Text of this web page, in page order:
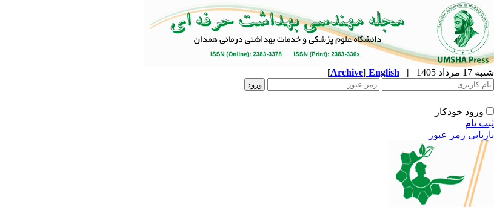
شنبه 17 مرداد 1405 |
English
[Archive]
ورود خودکار
ثبت نام
بازیابی رمز عبور